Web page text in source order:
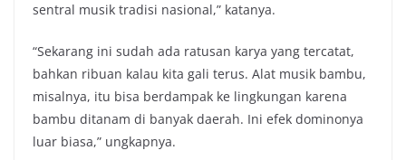
sentral musik tradisi nasional,” katanya.
“Sekarang ini sudah ada ratusan karya yang tercatat,
bahkan ribuan kalau kita gali terus. Alat musik bambu,
misalnya, itu bisa berdampak ke lingkungan karena
bambu ditanam di banyak daerah. Ini efek dominonya
luar biasa,” ungkapnya.